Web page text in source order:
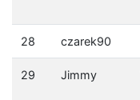
28 czarek90
29 Jimmy